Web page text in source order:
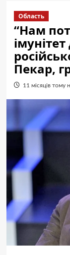
Область
“Нам
Пекар,
11 місяців тому